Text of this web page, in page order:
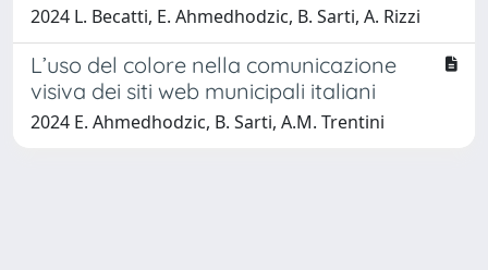
2024 L. Becatti, E. Ahmedhodzic, B. Sarti, A. Rizzi
L’uso del colore nella comunicazione
visiva dei siti web municipali italiani
2024 E. Ahmedhodzic, B. Sarti, A.M. Trentini